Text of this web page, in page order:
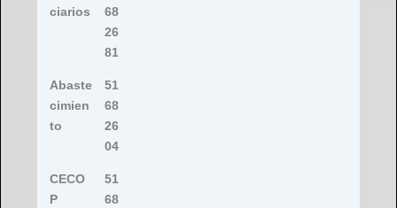
ciarios
68
26
81
Abaste
cimien
to
51
68
26
04
CECO
P
51
68